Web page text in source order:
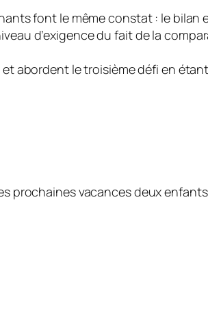
font le même constat : le bilan
d’exigence du fait de la
abordent le troisième défi en
prochaines vacances deux